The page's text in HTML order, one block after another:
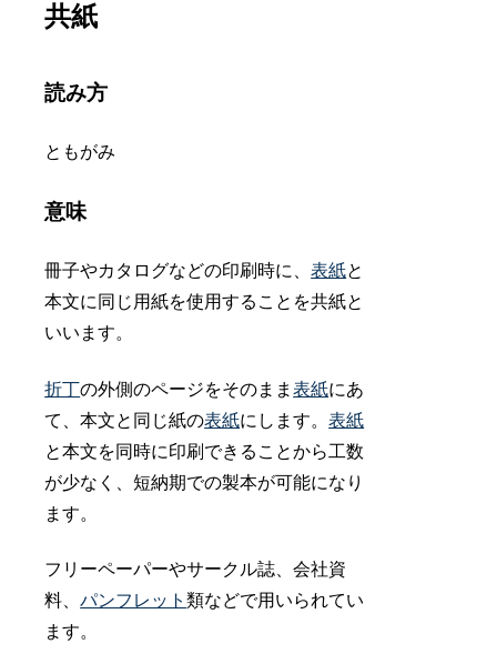
共紙
読み方
ともがみ
意味
冊子やカタログなどの印刷時に、表紙と
本文に同じ用紙を使用することを共紙と
いいます。
折丁の外側のページをそのまま表紙にあ
て、本文と同じ紙の表紙にします。表紙
と本文を同時に印刷できることから工数
が少なく、短納期での製本が可能になり
ます。
フリーペーパーやサークル誌、会社資
料、パンフレット類などで用いられてい
ます。